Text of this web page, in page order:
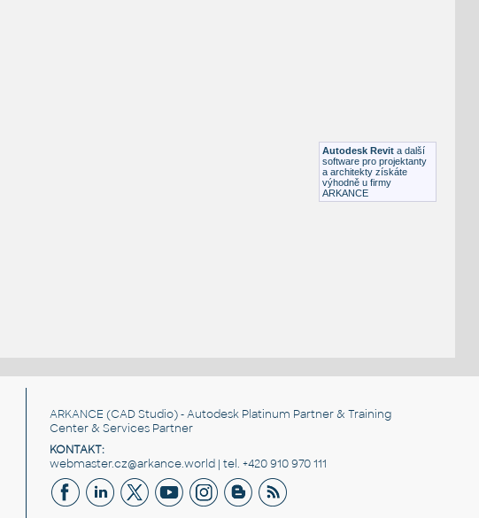
Autodesk Revit a další
software pro projektanty
a architekty získáte
výhodně u firmy
ARKANCE
ARKANCE (CAD Studio) - Autodesk Platinum Partner & Training
Center & Services Partner
KONTAKT:
webmaster.cz@arkance.world | tel. +420 910 970 111